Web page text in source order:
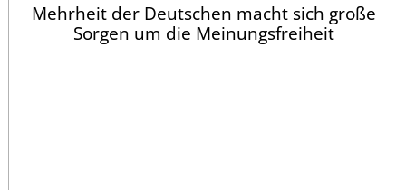
Mehrheit der Deutschen macht sich große
Sorgen um die Meinungsfreiheit